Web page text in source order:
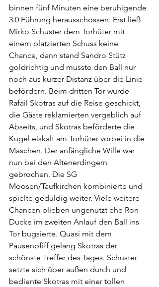
binnen fünf Minuten eine beruhigende
3:0 Führung herausschossen. Erst ließ
Mirko Schuster dem Torhüter mit
einem platzierten Schuss keine
Chance, dann stand Sandro Stütz
goldrichtig und musste den Ball nur
noch aus kurzer Distanz über die Linie
befördern. Beim dritten Tor wurde
Rafail Skotras auf die Reise geschickt,
die Gäste reklamierten vergeblich auf
Abseits, und Skotras beförderte die
Kugel eiskalt am Torhüter vorbei in die
Maschen. Der anfängliche Wille war
nun bei den Altenerdingern
gebrochen. Die SG
Moosen/Taufkirchen kombinierte und
spielte geduldig weiter. Viele weitere
Chancen blieben ungenutzt ehe Ron
Ducke im zweiten Anlauf den Ball ins
Tor bugsierte. Quasi mit dem
Pausenpfiff gelang Skotras der
schönste Treffer des Tages. Schuster
setzte sich über außen durch und
bediente Skotras mit einer tollen